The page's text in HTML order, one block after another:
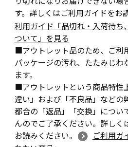
す。詳しくはご利用ガイドをお
利用ガイド「品切れ・入荷待ち
ついて」を見る
■アウトレット品のため、ご利
パッケージの汚れ、たたみじわ
ます。
■アウトレットという商品特性
違い」および「不良品」などの
都合の「返品」「交換」につい
んのでご了承ください。詳しく
お読みください。
ご利用ガ